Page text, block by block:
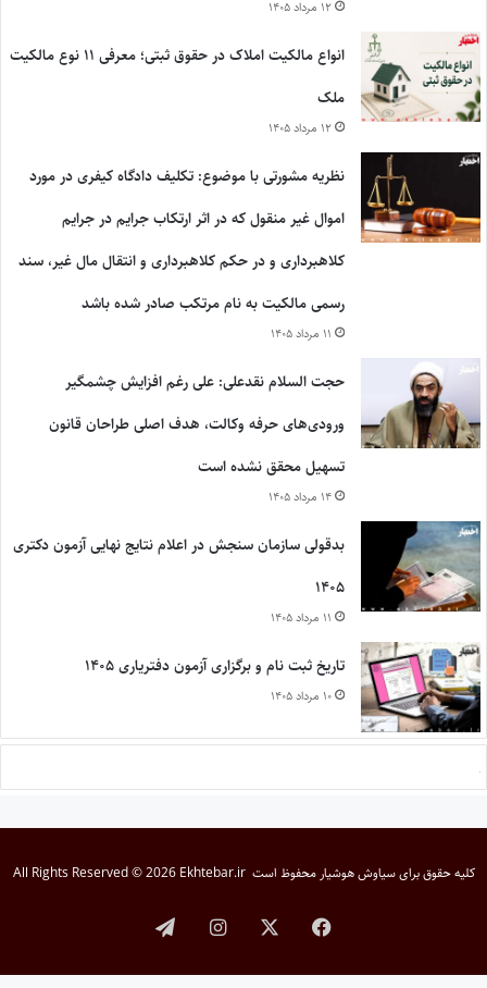
۱۲ مرداد ۱۴۰۵
انواع مالکیت املاک در حقوق ثبتی؛ معرفی ۱۱ نوع مالکیت
ملک
۱۲ مرداد ۱۴۰۵
نظریه مشورتی با موضوع: تکلیف دادگاه کیفری در مورد
اموال غیر منقول که در اثر ارتکاب جرایم در جرایم
کلاهبرداری و در حکم کلاهبرداری و انتقال مال غیر، سند
رسمی مالکیت به نام مرتکب صادر شده باشد
۱۱ مرداد ۱۴۰۵
حجت السلام نقدعلی: علی رغم افزایش چشمگیر
ورودی‌های حرفه وکالت، هدف اصلی طراحان قانون
تسهیل محقق نشده است
۱۴ مرداد ۱۴۰۵
بدقولی سازمان سنجش در اعلام نتایج نهایی آزمون دکتری
۱۴۰۵
۱۱ مرداد ۱۴۰۵
تاریخ ثبت نام و برگزاری آزمون دفتریاری ۱۴۰۵
۱۰ مرداد ۱۴۰۵
کلیه حقوق برایسیاوش هوشیار محفوظ است All Rights Reserved © 2026 Ekhtebar.ir